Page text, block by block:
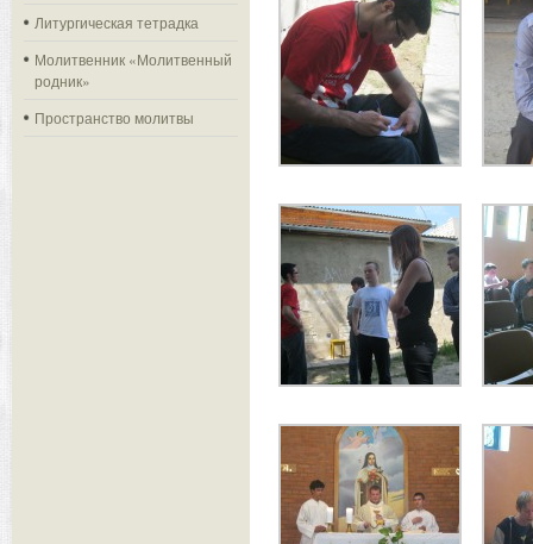
Литургическая тетрадка
Молитвенник «Молитвенный
родник»
Пространство молитвы